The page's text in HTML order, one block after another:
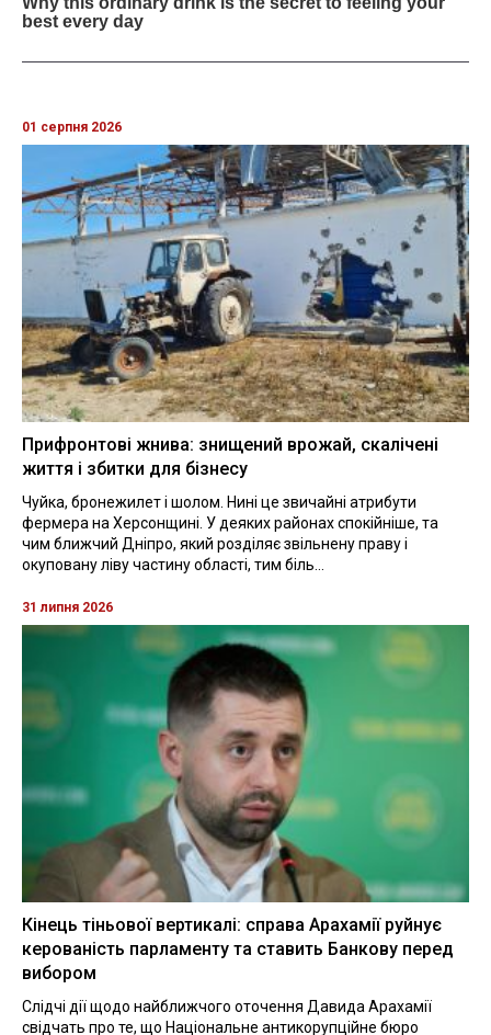
01 серпня 2026
Прифронтові жнива: знищений врожай, скалічені
життя і збитки для бізнесу
Чуйка, бронежилет і шолом. Нині це звичайні атрибути
фермера на Херсонщині. У деяких районах спокійніше, та
чим ближчий Дніпро, який розділяє звільнену праву і
окуповану ліву частину області, тим біль...
31 липня 2026
Кінець тіньової вертикалі: справа Арахамії руйнує
керованість парламенту та ставить Банкову перед
вибором
Слідчі дії щодо найближчого оточення Давида Арахамії
свідчать про те, що Національне антикорупційне бюро